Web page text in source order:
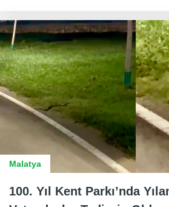
Malatya
100. Yıl Kent Parkı’nda